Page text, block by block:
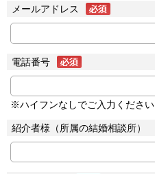
メールアドレス
電話番号
※ハイフンなしでご入力ください
紹介者様（所属の結婚相談所）